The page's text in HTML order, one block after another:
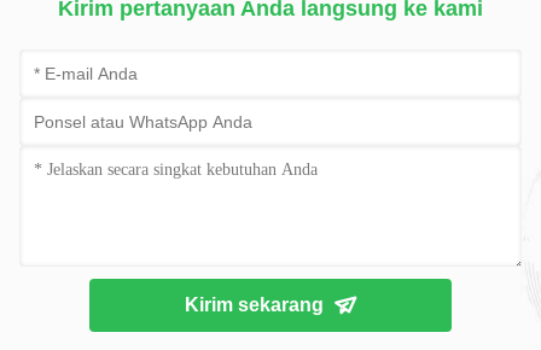
Kirim pertanyaan Anda langsung ke kami
Kirim sekarang